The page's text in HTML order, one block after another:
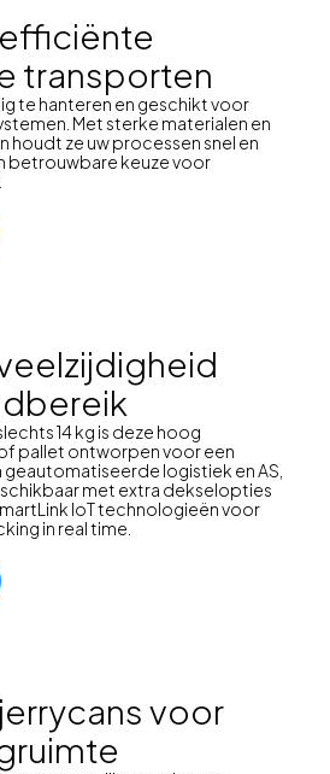
transporten
te hanteren en geschikt voor
Met sterke materialen en
ze uw processen snel en
betrouwbare keuze voor
14 kg is deze hoog
pallet ontworpen voor een
logistiek en AS,
met extra dekselopties
IoT technologieën voor
in real time.
voor